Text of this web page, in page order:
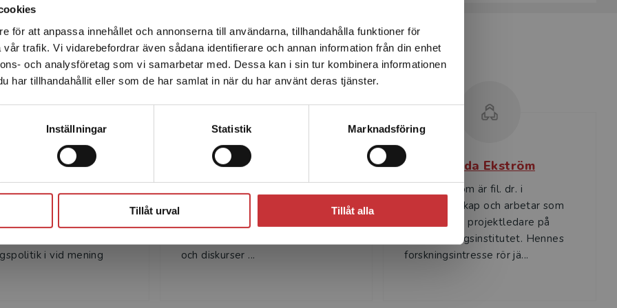
för att anpassa innehållet och annonserna till användarna, tillhandahålla funktioner för
trafik. Vi vidarebefordrar även sådana identifierare och annan information från din enhet
och analysföretag som vi samarbetar med. Dessa kan i sin tur kombinera informationen
har tillhandahållit eller som de har samlat in när du har använt deras tjänster.
Inställningar Statistik Marknadsföring
Tillåt urval Tillåt alla
Det verkar som att du besöker studentlitteratur.se via en
enhet utanför Sverige. Vi erbjuder inte leveranser utanför
Sverige. För att kunna slutföra ett köp måste
leveransadressen vara i Sverige.Läs mer
allt inriktad på hur man gör. Konkreta exempel ur
lösningsförslag, åtföljer varje inriktning. I denna
humanister, framför allt studenter och
Författare
Bergström
vid Stockholms
i vid mening
Anders Björkvall
svenska vid Örebro universitet och
och diskurser ...
Linda Ekström
Linda Ekström är fil. dr. i
statsvetenskap och arbetar som
forskare och projektledare på
Skolforskningsinstitutet. Hennes
forskningsintresse rör jä...